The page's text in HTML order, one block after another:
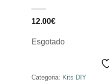
12.00€
Esgotado
Categoria: Kits DIY